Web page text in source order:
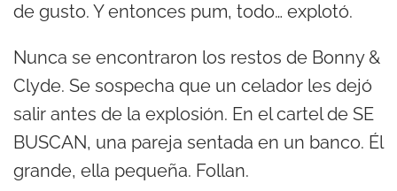
de gusto. Y entonces pum, todo… explotó.
Nunca se encontraron los restos de Bonny &
Clyde. Se sospecha que un celador les dejó
salir antes de la explosión. En el cartel de SE
BUSCAN, una pareja sentada en un banco. Él
grande, ella pequeña. Follan.